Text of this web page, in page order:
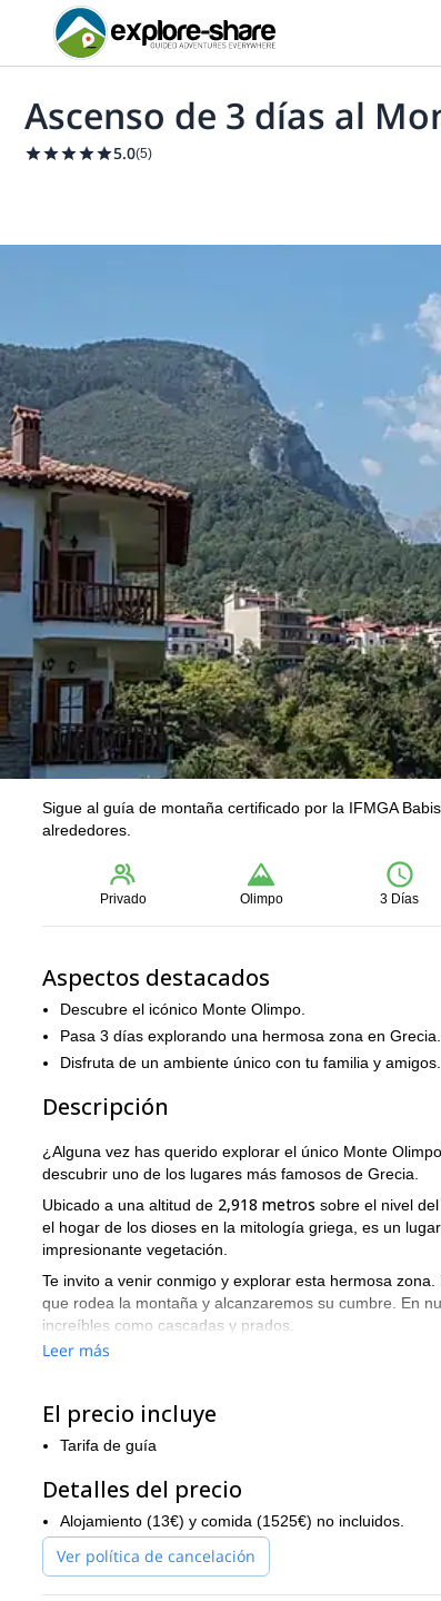
Ascenso de 3 días al
5.0(5)
Sigue al guía de montaña certificado por la IFMGA
alrededores.
Privado Olimpo 3 Días
Aspectos destacados
Descubre el icónico Monte Olimpo.
Pasa 3 días explorando una hermosa zona en Grecia.
Disfruta de un ambiente único con tu familia y amigos.
Descripción
¿Alguna vez has querido explorar el único Monte
descubrir uno de los lugares más famosos de Grecia.
Ubicado a una altitud de 2,918 metros sobre el nivel del
el hogar de los dioses en la mitología griega, es un
impresionante vegetación.
Te invito a venir conmigo y explorar esta hermosa zona.
que rodea la montaña y alcanzaremos su cumbre. En
increíbles como cascadas y prados.
Por favor, considera que este es un
¿Te parece emocionante esta aventura en el Monte
encantado de tenerte en este programa!
Leer más
El precio incluye
Tarifa de guía
Detalles del precio
Alojamiento (13€) y comida (1525€) no incluidos.
Ver política de cancelación